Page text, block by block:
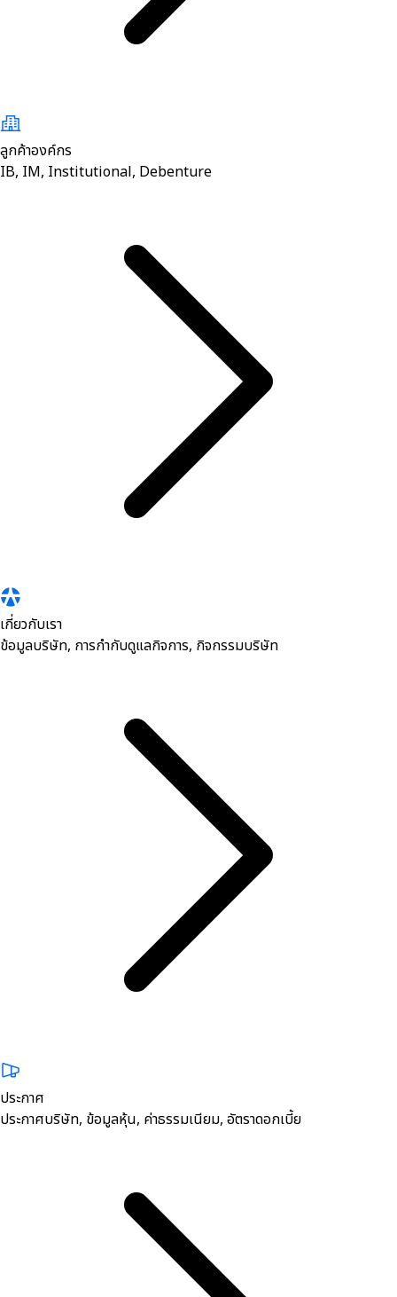
ลูกค้าองค์กร
IB, IM, Institutional, Debenture
เกี่ยวกับเรา
ข้อมูลบริษัท, การกำกับดูแลกิจการ, กิจกรรมบริษัท
ประกาศ
ประกาศบริษัท, ข้อมูลหุ้น, ค่าธรรมเนียม, อัตราดอกเบี้ย